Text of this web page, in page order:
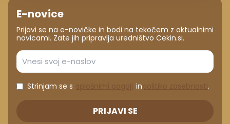
E-novice
Prijavi se na e-novičke in bodi na tekočem z aktualnimi
novicami. Zate jih pripravlja uredništvo Cekin.si.
Strinjam se s in .
PRIJAVI SE